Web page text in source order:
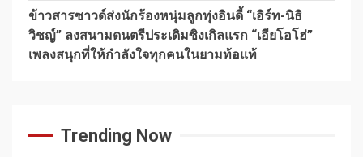
ข้าวสารซาวด์ส่งนักร้องหนุ่มลูกทุ่งอินดี้ “เอิร์ท-นิธิ
วิชญ์” ลงสนามดนตรีประเดิมซิงเกิลแรก “เอียโอโฮ่”
เพลงสนุกที่ให้กำลังใจทุกคนในยามท้อแท้
Trending Now